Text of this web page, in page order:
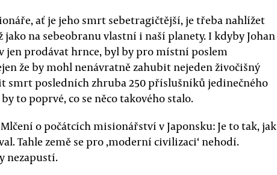
ať je jeho smrt sebetragičtější, je třeba nahlížet
na sebeobranu vlastní i naší planety. I kdyby Johan
jen prodávat hrnce, byl by pro místní poslem
že by mohl nenávratně zahubit nejeden živočišný
smrt posledních zhruba 250 příslušníků jedinečného
to poprvé, co se něco takového stalo.
o počátcích misionářství v Japonsku: Je to tak, jak
Tahle země se pro ‚moderní civilizaci‘ nehodí.
nezapustí.